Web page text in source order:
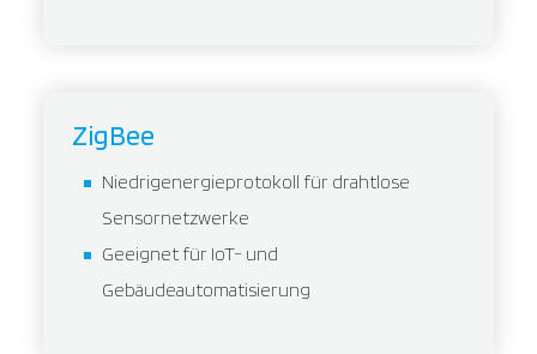
ZigBee
Niedrigenergieprotokoll für drahtlose
Sensornetzwerke
Geeignet für IoT- und
Gebäudeautomatisierung